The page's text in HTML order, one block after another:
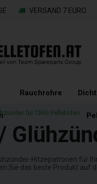
VERSAND 7 EURO
Rauchrohre
für CMG Pelletofen
Hitzepatronen für
Sie das beste Produkt auf